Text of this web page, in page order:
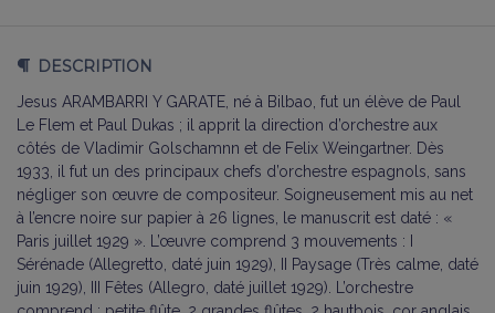
DESCRIPTION
Jesus ARAMBARRI Y GARATE, né à Bilbao, fut un élève de Paul
Le Flem et Paul Dukas ; il apprit la direction d’orchestre aux
côtés de Vladimir Golschamnn et de Felix Weingartner. Dès
1933, il fut un des principaux chefs d’orchestre espagnols, sans
négliger son œuvre de compositeur. Soigneusement mis au net
à l’encre noire sur papier à 26 lignes, le manuscrit est daté : «
Paris juillet 1929 ». L’œuvre comprend 3 mouvements : I
Sérénade (Allegretto, daté juin 1929), II Paysage (Très calme, daté
juin 1929), III Fêtes (Allegro, daté juillet 1929). L’orchestre